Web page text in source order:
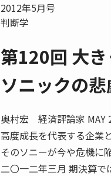
2012年5月号
判断学
第120回 大
ソニックの
奥村宏 経済評論家
高度成長を代表する企業
そのソニーが今や危機に
二〇一二年三月 期決算